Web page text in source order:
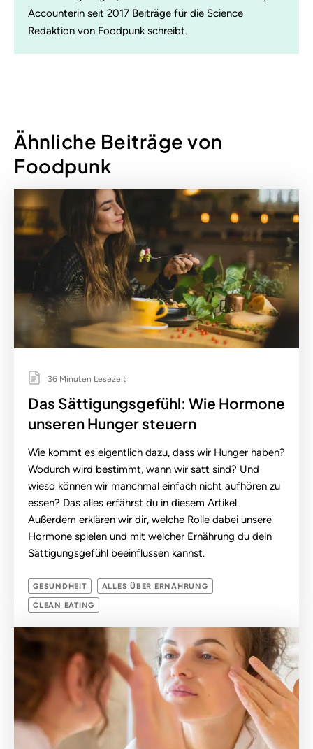
Accounterin seit 2017 Beiträge für die Science
Redaktion von Foodpunk schreibt.
Ähnliche Beiträge von
Foodpunk
36 Minuten Lesezeit
Das Sättigungsgefühl: Wie Hormone
unseren Hunger steuern
Wie kommt es eigentlich dazu, dass wir Hunger haben?
Wodurch wird bestimmt, wann wir satt sind? Und
wieso können wir manchmal einfach nicht aufhören zu
essen? Das alles erfährst du in diesem Artikel.
Außerdem erklären wir dir, welche Rolle dabei unsere
Hormone spielen und mit welcher Ernährung du dein
Sättigungsgefühl beeinflussen kannst.
GESUNDHEIT ALLES ÜBER ERNÄHRUNG
CLEAN EATING